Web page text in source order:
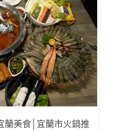
蘭美食│宜蘭市火鍋推